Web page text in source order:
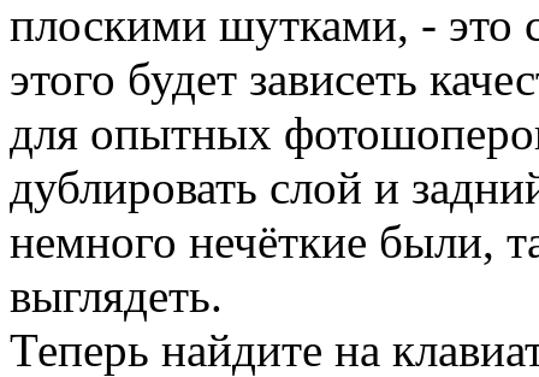
плоскими шутками, - это
этого будет зависеть
для опытных
дублировать слой и
немного нечёткие были,
выглядеть.
Теперь найдите на